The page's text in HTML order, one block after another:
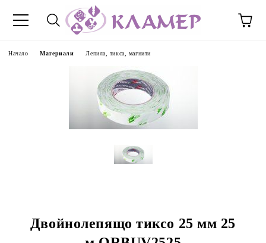
Начало Материали Лепила, тикса, магнити
Двойнолепящо тиксо 25 мм 25